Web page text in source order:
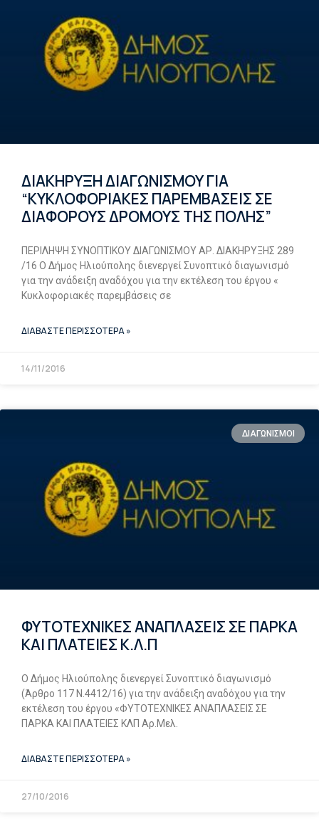
ΔΙΑΚΗΡΥΞΗ ΔΙΑΓΩΝΙΣΜΟΥ ΓΙΑ
“ΚΥΚΛΟΦΟΡΙΑΚΕΣ ΠΑΡΕΜΒΑΣΕΙΣ ΣΕ
ΔΙΑΦΟΡΟΥΣ ΔΡΟΜΟΥΣ ΤΗΣ ΠΟΛΗΣ”
ΠΕΡΙΛΗΨΗ ΣΥΝΟΠΤΙΚΟΥ ΔΙΑΓΩΝΙΣΜΟΥ ΑΡ. ΔΙΑΚΗΡΥΞΗΣ 289
/16 Ο Δήμος Ηλιούπολης διενεργεί Συνοπτικό διαγωνισμό
για την ανάδειξη αναδόχου για την εκτέλεση του έργου «
Κυκλοφοριακές παρεμβάσεις σε
ΔΙΑΒΑΣΤΕ ΠΕΡΙΣΣΟΤΕΡΑ »
14/11/2016
ΔΙΑΓΩΝΙΣΜΟΙ
ΦΥΤΟΤΕΧΝΙΚΕΣ ΑΝΑΠΛΑΣΕΙΣ ΣΕ ΠΑΡΚΑ
ΚΑΙ ΠΛΑΤΕΙΕΣ Κ.Λ.Π
Ο Δήμος Ηλιούπολης διενεργεί Συνοπτικό διαγωνισμό
(Άρθρο 117 Ν.4412/16) για την ανάδειξη αναδόχου για την
εκτέλεση του έργου «ΦΥΤΟΤΕΧΝΙΚΕΣ ΑΝΑΠΛΑΣΕΙΣ ΣΕ
ΠΑΡΚΑ ΚΑΙ ΠΛΑΤΕΙΕΣ ΚΛΠ Αρ.Μελ.
ΔΙΑΒΑΣΤΕ ΠΕΡΙΣΣΟΤΕΡΑ »
27/10/2016